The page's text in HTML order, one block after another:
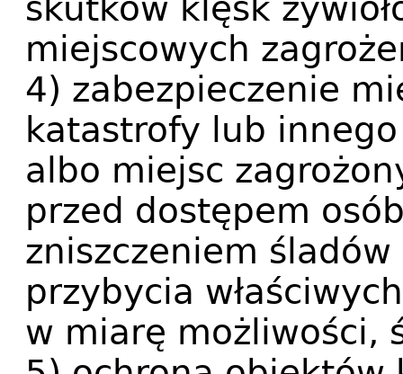
skutków klęsk
miejscowych
4) zabezpieczenie
katastrofy lub
albo miejsc
przed dostępem
zniszczeniem
przybycia
w miarę możliwości,